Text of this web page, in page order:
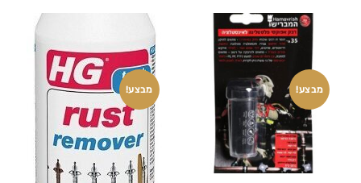
מבצע! מבצע!